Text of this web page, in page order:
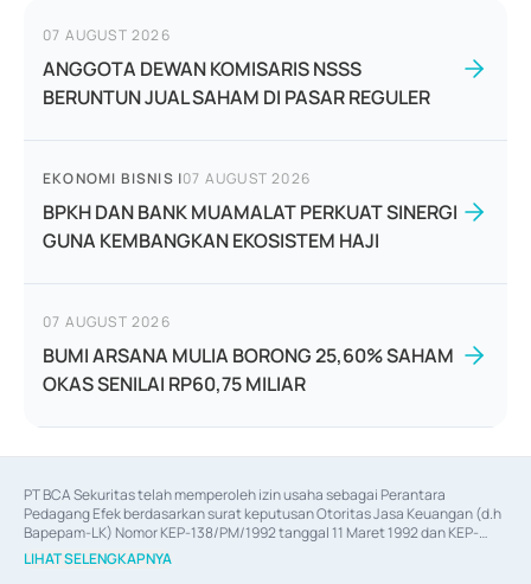
07 AUGUST 2026
ANGGOTA DEWAN KOMISARIS NSSS
BERUNTUN JUAL SAHAM DI PASAR REGULER
EKONOMI BISNIS |07 AUGUST 2026
BPKH DAN BANK MUAMALAT PERKUAT SINERGI
GUNA KEMBANGKAN EKOSISTEM HAJI
07 AUGUST 2026
BUMI ARSANA MULIA BORONG 25,60% SAHAM
OKAS SENILAI RP60,75 MILIAR
PT BCA Sekuritas telah memperoleh izin usaha sebagai Perantara
Pedagang Efek berdasarkan surat keputusan Otoritas Jasa Keuangan (d.h
Bapepam-LK) Nomor KEP-138/PM/1992 tanggal 11 Maret 1992 dan KEP-
06/D.04/2014 tanggal 28 Februari 2014, izin usaha sebagai Penjamin Emisi
Efek berdasarkan surat keputusan Otoritas Jasa Keuangan Nomor KEP-
LIHAT SELENGKAPNYA